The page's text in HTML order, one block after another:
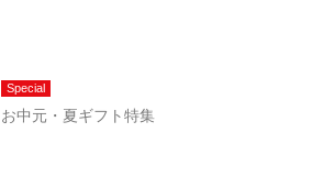
Special
お中元・夏ギフト特集